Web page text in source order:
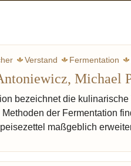
Verstand Fermentation
Michael
bezeichnet die
Methoden der Fermentation
maßgeblich